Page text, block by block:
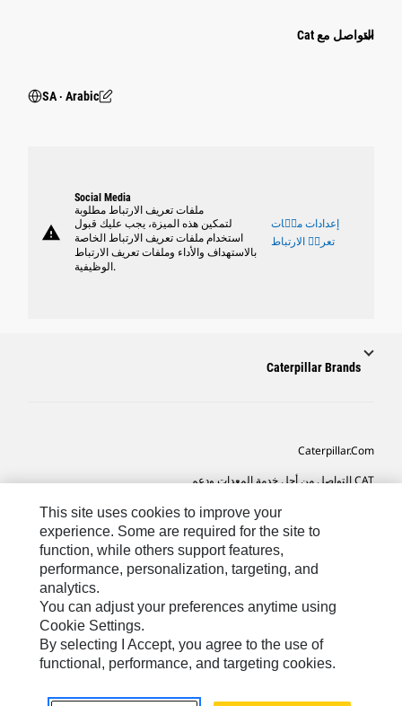
التواصل مع Cat
SA ‧ Arabic
warning
Social Media
ملفات تعريف الارتباط مطلوبة
لتمكين هذه الميزة، يجب عليك قبول
استخدام ملفات تعريف الارتباط الخاصة
بالاستهداف والأداء وملفات تعريف الارتباط
الوظيفية.
إعدادات ملٝات
تعريٝ الارتباط
Caterpillar Brands
Caterpillar.com
CAT التواصل من أجل خدمة المعدات ودعم
تفضيلات التسويق الخاصة بي
خريطة الموقع
Cookie Settings
This site uses cookies to improve your
experience. Some are required for the site to
function, while others support features,
performance, personalization, targeting, and
analytics.
You can adjust your preferences anytime using
Cookie Settings.
By selecting I Accept, you agree to the use of
functional, performance, and targeting cookies.